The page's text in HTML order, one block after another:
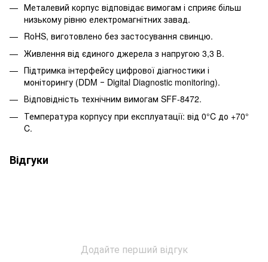
Металевий корпус відповідає вимогам і сприяє більш
низькому рівню електромагнітних завад.
RoHS, виготовлено без застосування свинцю.
Живлення від єдиного джерела з напругою 3,3 В.
Підтримка інтерфейсу цифрової діагностики і
моніторингу (DDM ‒ Digital Diagnostic monitoring).
Відповідність технічним вимогам SFF-8472.
Температура корпусу при експлуатації: від 0°C до +70°
C.
Відгуки
Додайте перший відгук